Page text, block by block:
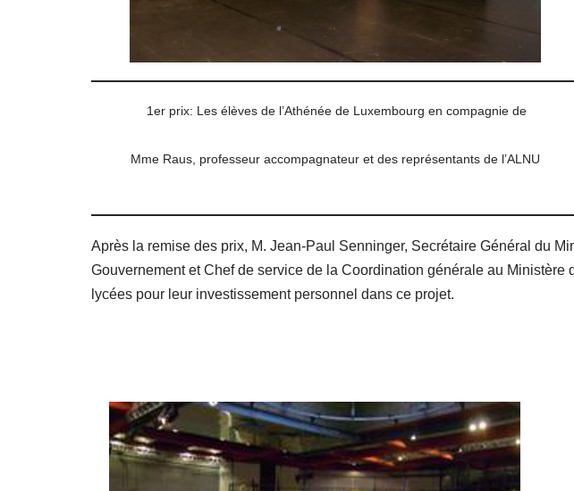
1er prix: Les élèves de l’Athénée de Luxembourg en compagnie de
Mme Raus, professeur accompagnateur et des représentants de l’ALNU
Après la remise des prix, M. Jean-Paul Senninger, Secrétaire Général du
Gouvernement et Chef de service de la Coordination générale au
lycées pour leur investissement personnel dans ce projet.